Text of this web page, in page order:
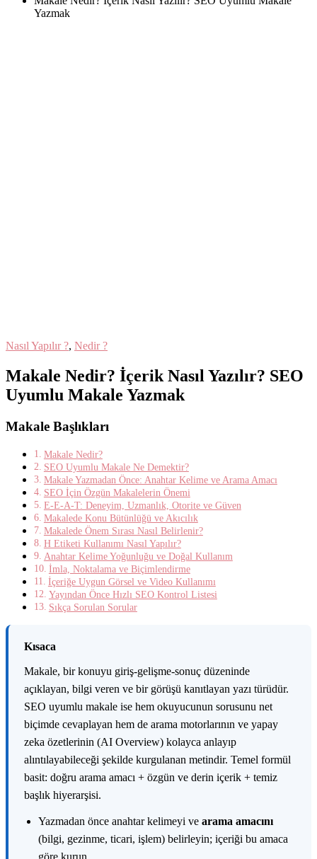
Yazmak
Nasıl Yapılır ?, Nedir ?
Makale Nedir? İçerik Nasıl Yazılır? SEO
Uyumlu Makale Yazmak
Makale Başlıkları
Makale Nedir?
SEO Uyumlu Makale Ne Demektir?
Makale Yazmadan Önce: Anahtar Kelime ve Arama Amacı
SEO İçin Özgün Makalelerin Önemi
E-E-A-T: Deneyim, Uzmanlık, Otorite ve Güven
Makalede Konu Bütünlüğü ve Akıcılık
Makalede Önem Sırası Nasıl Belirlenir?
H Etiketi Kullanımı Nasıl Yapılır?
Anahtar Kelime Yoğunluğu ve Doğal Kullanım
İmla, Noktalama ve Biçimlendirme
İçeriğe Uygun Görsel ve Video Kullanımı
Yayından Önce Hızlı SEO Kontrol Listesi
Sıkça Sorulan Sorular
Kısaca
Makale, bir konuyu giriş-gelişme-sonuç düzeninde
açıklayan, bilgi veren ve bir görüşü kanıtlayan yazı türüdür.
SEO uyumlu makale ise hem okuyucunun sorusunu net
biçimde cevaplayan hem de arama motorlarının ve yapay
zeka özetlerinin (AI Overview) kolayca anlayıp
alıntılayabileceği şekilde kurgulanan metindir. Temel formül
basit: doğru arama amacı + özgün ve derin içerik + temiz
başlık hiyerarşisi.
Yazmadan önce anahtar kelimeyi ve arama amacını
(bilgi, gezinme, ticari, işlem) belirleyin; içeriği bu amaca
göre kurun.